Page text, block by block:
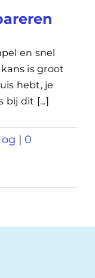
en snel
is groot
hebt, je
bij dit [...]
| 0